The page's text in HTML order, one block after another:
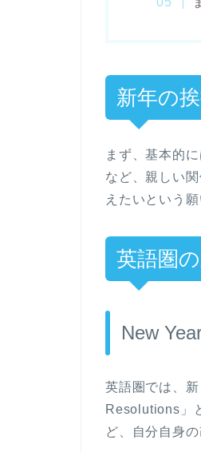
新年の
まず、基本的
など、親しい
えたいという
英語圏
New
英語圏では、
Resolutions」
ど、自分自身